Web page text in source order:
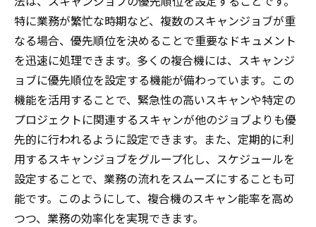
特に業務が繁忙な時期など、複数のスキャンジョブが重
なる場合、優先順位を決めることで重要なドキュメント
を迅速に処理できます。多くの複合機には、スキャンジ
ョブに優先順位を設定する機能が備わっています。この
機能を活用することで、緊急性の高いスキャンや特定の
プロジェクトに関連するスキャンが他のジョブよりも優
先的に行われるように設定できます。また、定期的に利
用するスキャンジョブをグループ化し、スケジュールを
設定することで、業務の流れをスムーズにすることも可
能です。このようにして、複合機のスキャン能率を高め
つつ、業務の効率化を実現できます。